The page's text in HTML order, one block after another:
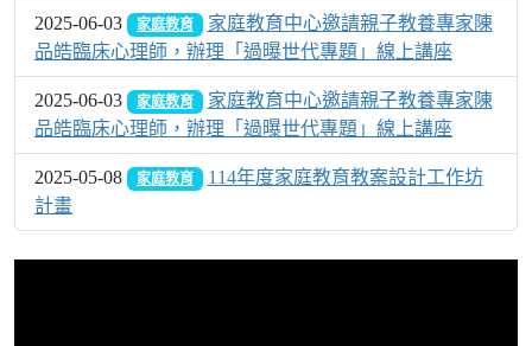
2025-06-03 家庭教育
家庭教育中心邀請親子教養專家陳
品皓臨床心理師，辦理「過曝世代專題」線上講座
2025-06-03 家庭教育
家庭教育中心邀請親子教養專家陳
品皓臨床心理師，辦理「過曝世代專題」線上講座
2025-05-08 家庭教育
114年度家庭教育教案設計工作坊
計畫